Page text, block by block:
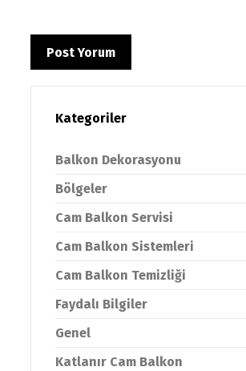
Kategoriler
Balkon Dekorasyonu
Bölgeler
Cam Balkon Servisi
Cam Balkon Sistemleri
Cam Balkon Temizliği
Faydalı Bilgiler
Genel
Katlanır Cam Balkon